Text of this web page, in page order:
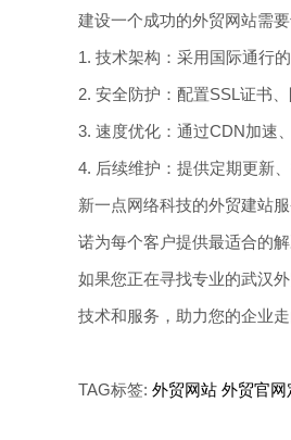
建设一个成功的外贸网站需
1. 技术架构：采用国际通行
2. 安全防护：配置SSL证书
3. 速度优化：通过CDN加速
4. 后续维护：提供定期更新
新一点网络科技的外贸建站
诺为每个客户提供最适合的
如果您正在寻找专业的武汉
技术和服务，助力您的企业走
TAG标签: 外贸网站 外贸官网